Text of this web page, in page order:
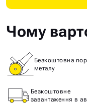
Чому
Безкоштовна
металу
Безкоштовне
завантаження в